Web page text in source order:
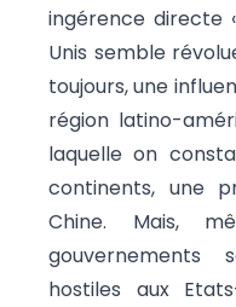
ingérence directe
Unis semble
toujours, une
région latino-
laquelle on
continents, une
Chine. Mais,
gouvernements
hostiles aux